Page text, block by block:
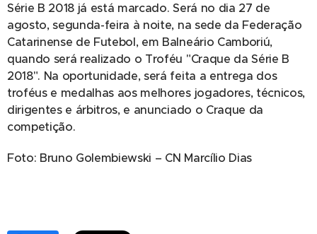
Série B 2018 já está marcado. Será no dia 27 de
agosto, segunda-feira à noite, na sede da Federação
Catarinense de Futebol, em Balneário Camboriú,
quando será realizado o Troféu "Craque da Série B
2018". Na oportunidade, será feita a entrega dos
troféus e medalhas aos melhores jogadores, técnicos,
dirigentes e árbitros, e anunciado o Craque da
competição.
Foto: Bruno Golembiewski – CN Marcílio Dias